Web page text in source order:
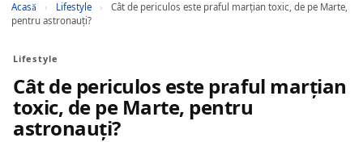
Acasă › Lifestyle ›
Cât de periculos este praful marțian toxic, de pe Marte,
pentru astronauți?
Lifestyle
Cât de periculos este praful marțian
toxic, de pe Marte, pentru
astronauți?